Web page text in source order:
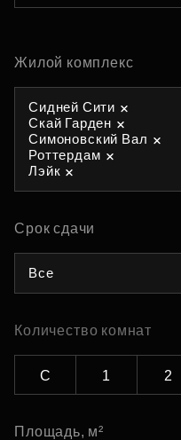
Жилой комплекс
Сидней Сити
Скай Гарден
Симоновский Вал
Роттердам
Лэйк
Срок сдачи
Все
Количество комнат
С 1 2
Площадь, м²